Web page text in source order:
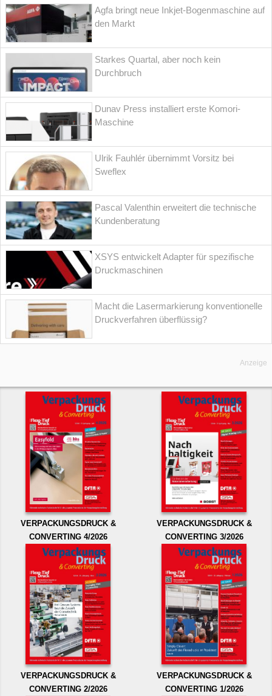
Agfa bringt neue Inkjet-Bogenmaschine auf
den Markt
Starkes Quartal, aber noch kein
Durchbruch
Dunav Press installiert erste Komori-
Maschine
Ulrik Fauhlér übernimmt Vorsitz bei
Sweflex
Pascal Valenthin erweitert die technische
Kundenberatung
XSYS entwickelt Adapter für spezifische
Druckmaschinen
Macht die Lasermarkierung konventionelle
Druckverfahren überflüssig?
Anzeige
VERPACKUNGSDRUCK &
CONVERTING 4/2026
VERPACKUNGSDRUCK &
CONVERTING 3/2026
VERPACKUNGSDRUCK &
CONVERTING 2/2026
VERPACKUNGSDRUCK &
CONVERTING 1/2026